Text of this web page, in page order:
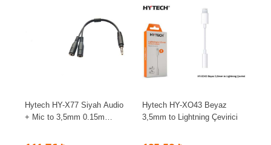
Hytech HY-X77 Siyah Audio
+ Mic to 3,5mm 0.15m
Hytech HY-XO43 Beyaz
3,5mm to Lightning Çevirici